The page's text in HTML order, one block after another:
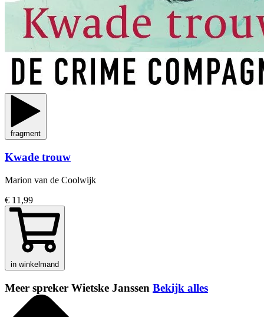
fragment
Kwade trouw
Marion van de Coolwijk
€ 11,99
in winkelmand
Meer spreker Wietske Janssen Bekijk alles